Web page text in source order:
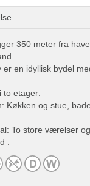
350 meter fra
er en idyllisk bydel
to etager:
Køkken og stue,
To store værelser
.